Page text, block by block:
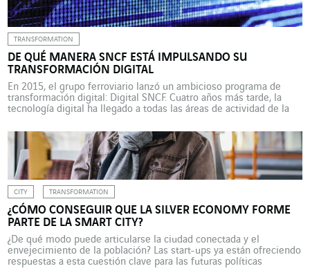
TRANSFORMATION
DE QUÉ MANERA SNCF ESTÁ IMPULSANDO SU
TRANSFORMACIÓN DIGITAL
En 2015, el grupo ferroviario lanzó un ambicioso programa de
transformación digital: Digital SNCF. Cuatro años más tarde, la
tecnología digital ha llegado a todas las áreas de actividad de la
Voyages-SNCF.com (actualmente Oui.SNCF) durante la primera
década del siglo XXI, la transformación digital […]
CITY TRANSFORMATION
¿CÓMO CONSEGUIR QUE LA SILVER ECONOMY FORME
PARTE DE LA SMART CITY?
¿De qué modo puede articularse la ciudad conectada y el
envejecimiento de la población? Las start-ups ya están ofreciendo
respuestas a esta cuestión clave para las futuras políticas